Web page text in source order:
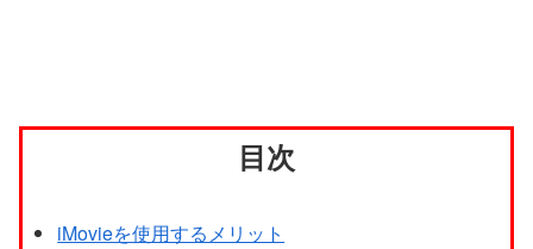
目次
iMovieを使用するメリット